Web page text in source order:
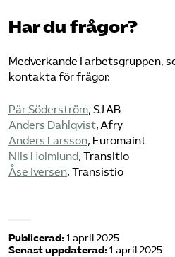
Har du frågor?
Medverkande i arbetsgruppen,
kontakta för frågor:
Pär Söderström, SJ AB
Anders Dahlqvist, Afry
Anders Larsson, Euromaint
Nils Holmlund, Transitio
Åse Iversen, Transistio
Publicerad: 1 april 2025
Senast uppdaterad: 1 april 2025